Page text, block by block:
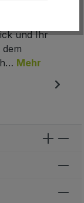
und Ihr
dem
Mehr